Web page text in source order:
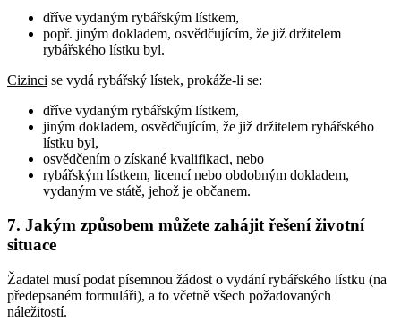
dříve vydaným rybářským lístkem,
popř. jiným dokladem, osvědčujícím, že již držitelem
rybářského lístku byl.
Cizinci se vydá rybářský lístek, prokáže-li se:
dříve vydaným rybářským lístkem,
jiným dokladem, osvědčujícím, že již držitelem rybářského
lístku byl,
osvědčením o získané kvalifikaci, nebo
rybářským lístkem, licencí nebo obdobným dokladem,
vydaným ve státě, jehož je občanem.
7. Jakým způsobem můžete zahájit řešení životní
situace
Žadatel musí podat písemnou žádost o vydání rybářského lístku (na
předepsaném formuláři), a to včetně všech požadovaných
náležitostí.